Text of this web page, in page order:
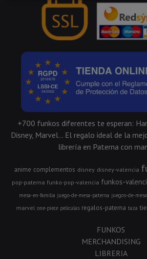
+700 funkos diferentes te esperan:
Disney, Marvel... El regalo ideal de la
librería en Paterna con
anime complementos disney disney-valencia
pop-paterna funko-pop-valencia funkos-
mesa-en-familia juego-de-mesa-paterna juegos-de-
marvel one-piece peliculas regalos-paterna taza
FUNKOS
MERCHANDISING
LIBRERIA